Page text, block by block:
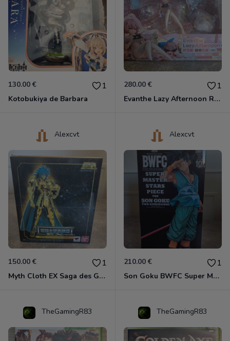
130.00 € 1
Kotobukiya de Barbara
280.00 € 1
Evanthe Lazy Afternoon Red Pride of Eden
Alexcvt
150.00 € 1
Myth Cloth EX Saga des Gémeaux
Alexcvt
210.00 € 1
Son Goku BWFC Super Master Stars
TheGamingR83 TheGamingR83